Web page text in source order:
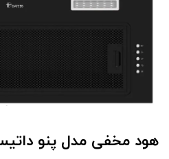
هود مخفی مدل پنو